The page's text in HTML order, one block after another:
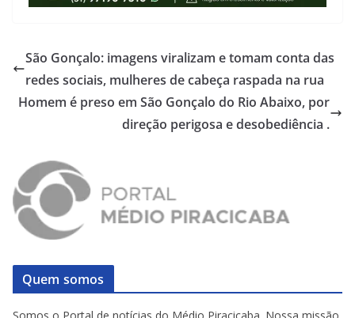
São Gonçalo: imagens viralizam e tomam conta das
redes sociais, mulheres de cabeça raspada na rua
Homem é preso em São Gonçalo do Rio Abaixo, por
direção perigosa e desobediência .
Quem somos